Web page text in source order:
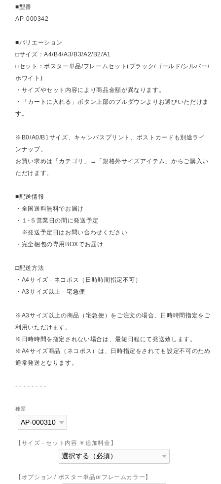
■型番
AP-000342
■バリエーション
□サイズ：A4/B4/A3/B3/A2/B2/A1
□セット：ポスター単品/フレームセット(ブラック/ゴールド/シルバー/
ホワイト)
・サイズやセット内容により商品金額が異なります。
・「カートに入れる」ボタン上部のプルダウンよりお選びいただけま
す。
※B0/A0/B1サイズ、キャンバスプリント、ポストカードも別途ライ
ンナップ。
お買い求めは「カテゴリ」→「規格外サイズアイテム」からご購入い
ただけます。
■配送情報
・全国送料無料でお届け
・１-５営業日の間に発送予定
※発送予定日はお問い合わせください
・完全梱包の専用BOXでお届け
□配送方法
・A4サイズ - ネコポス（日時時間指定不可）
・A3サイズ以上 - 宅急便
※A3サイズ以上の商品（宅急便）をご注文の場合、日時時間指定をご
利用いただけます。
※日時時間を指定されない場合は、最短日程にて発送致します。
※A4サイズ商品（ネコポス）は、日時指定をされても設定不可のため
通常発送となります。
- - - - - - - -
種類
【サイズ - セット内容 ￥追加料金】
【オプション / ポスター単品orフレームカラー】